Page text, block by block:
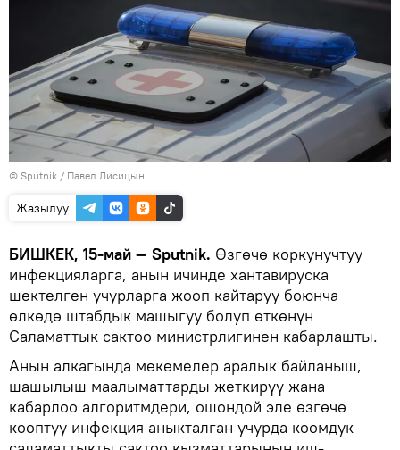
© Sputnik / Павел Лисицын
Жазылуу
БИШКЕК, 15-май — Sputnik. Өзгөчө коркунучтуу
инфекцияларга, анын ичинде хантавируска
шектелген учурларга жооп кайтаруу боюнча
өлкөдө штабдык машыгуу болуп өткөнүн
Саламаттык сактоо министрлигинен кабарлашты.
Анын алкагында мекемелер аралык байланыш,
шашылыш маалыматтарды жеткирүү жана
кабарлоо алгоритмдери, ошондой эле өзгөчө
кооптуу инфекция аныкталган учурда коомдук